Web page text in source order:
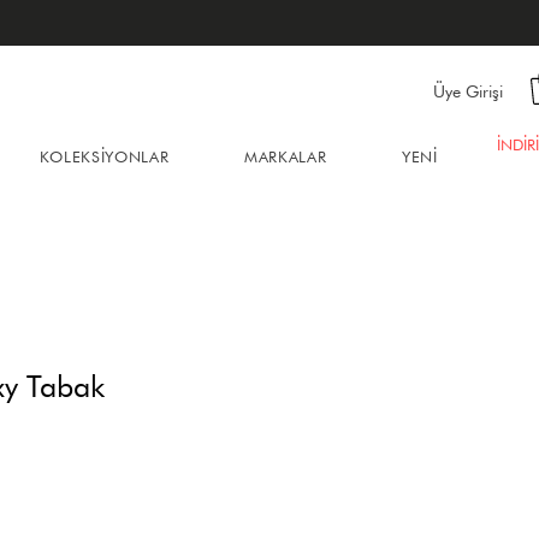
Üye Girişi
Tabak
KOLEKSİYONLAR MARKALAR YENİ